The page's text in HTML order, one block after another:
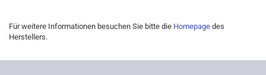
Für weitere Informationen besuchen Sie bitte die Homepage des
Herstellers.